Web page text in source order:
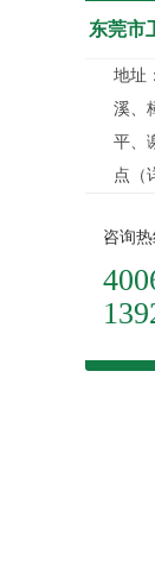
东莞市
地址
溪、
平、
点（
咨询热